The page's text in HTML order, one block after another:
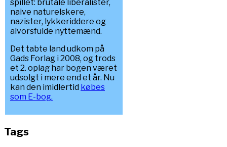
spillet: brutale liberalister,
naive naturelskere,
nazister, lykkeriddere og
alvorsfulde nyttemænd.
Det tabte land udkom på
Gads Forlag i 2008, og trods
et 2. oplag har bogen været
udsolgt i mere end et år. Nu
kan den imidlertid købes
som E-bog.
Tags